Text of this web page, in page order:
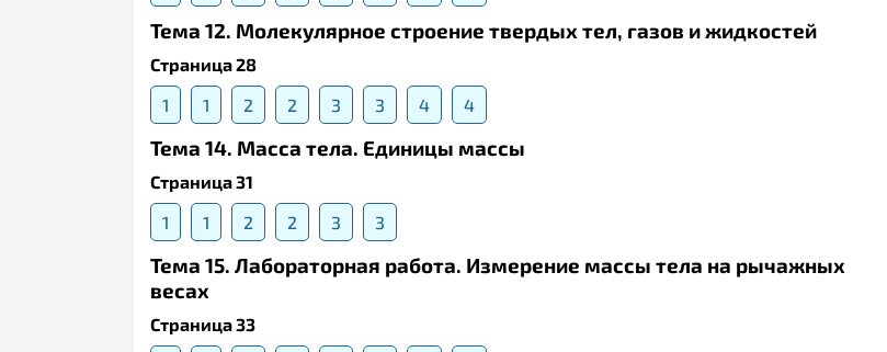
Тема 12. Молекулярное строение твердых тел, газов и жидкостей
Страница 28
1
1 2 2 3 3 4 4
Тема 14. Масса тела. Единицы массы
Страница 31
1
1 2 2 3 3
Тема 15. Лабораторная работа. Измерение массы тела на рычажных
весах
Страница 33